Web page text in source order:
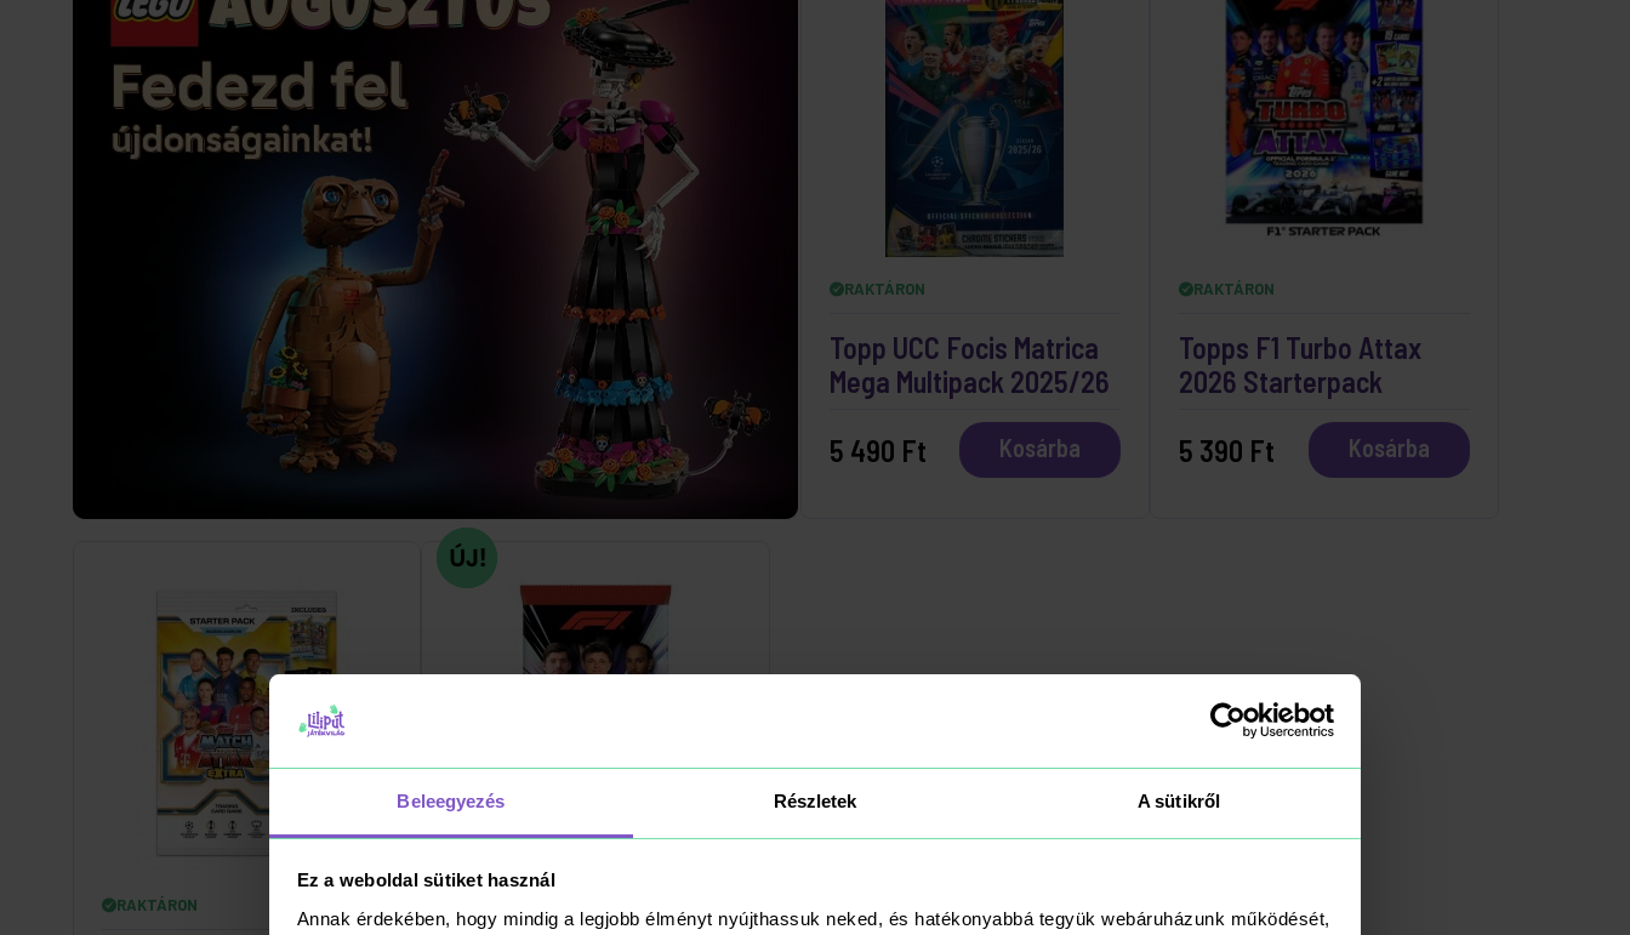
Beleegyezés Részletek A sütikről
Ez a weboldal sütiket használ
Annak érdekében, hogy mindig a legjobb élményt nyújthassuk neked, és hatékonyabbá tegyük webáruházunk működését,
RAKTÁRON
Topp UCC Focis Matrica
Mega Multipack 2025/26
5 490 Ft
Kosárba
RAKTÁRON
Topps F1 Turbo Attax
2026 Starterpack
5 390 Ft
Kosárba
RAKTÁRON